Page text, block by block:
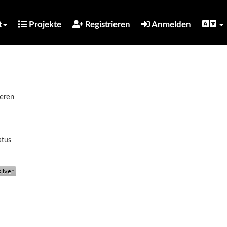
Projekte Registrieren Anmelden